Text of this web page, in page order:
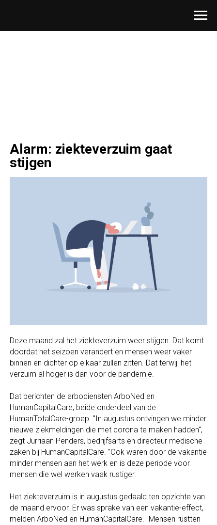
Alarm: ziekteverzuim gaat
stijgen
Deze maand zal het ziekteverzuim weer stijgen. Dat komt
doordat het seizoen verandert en mensen weer vaker
binnen en dichter op elkaar zullen zitten. Dat terwijl het
verzuim al hoger is dan voor de pandemie.
Dat berichten de arbodiensten ArboNed en
HumanCapitalCare, beide onderdeel van de
HumanTotalCare-groep. "In augustus ontvingen we minder
nieuwe ziekmeldingen die met corona te maken hadden",
zegt Jurriaan Penders, bedrijfsarts en directeur medische
zaken bij HumanCapitalCare. "Ook waren door de vakantie
minder mensen aan het werk en is deze periode voor
mensen die wel werken vaak rustiger.
Het ziekteverzuim is in augustus gedaald ten opzichte van
de maand ervoor. Er was sprake van een vakantie-effect,
melden ArboNed en HumanCapitalCare. "Mensen rustten